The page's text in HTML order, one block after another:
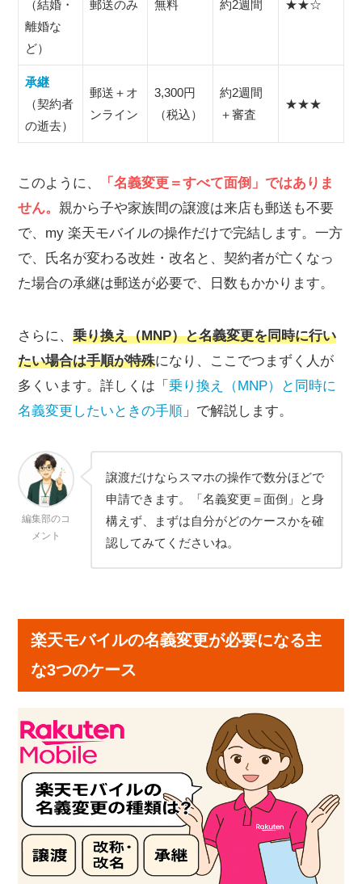
楽天モバイルで名義変更する時の注意点
楽天グループ各サービスとの連携が解除になる可能性
保証サービス等の請求先や自動解約について
「契約者変更のお手続きをすることができません」と
表示される
譲渡のお手続きの項目が表示されない
「お申し込みいただけない製品があります」と表示さ
れる
親から子への名義変更は店舗でできますか？
すか？
名義変更せずにそのまま使い続けるとどうなります
か？
楽天モバイルの名義変更についてのまとめ
（結婚・
離婚な
ど）
郵送のみ 無料 約2週間 ★★☆
承継
（契約者
の逝去）
郵送＋オ
ンライン
3,300円
（税込）
約2週間
＋審査
★★★
このように、
「名義変更＝すべて面倒」ではありま
せん。 親から子や家族間の譲渡は来店も郵送も不要
で、my 楽天モバイルの操作だけで完結します。一方
で、氏名が変わる改姓・改名と、契約者が亡くなっ
た場合の承継は郵送が必要で、日数もかかります。
さらに、 乗り換え（MNP）と名義変更を同時に行い
たい場合は手順が特殊になり、ここでつまずく人が
多くいます。詳しくは「 乗り換え（MNP）と同時に
名義変更したいときの手順 」で解説します。
編集部のコ
メント
譲渡だけならスマホの操作で数分ほどで
申請できます。「名義変更＝面倒」と身
構えず、まずは自分がどのケースかを確
認してみてくださいね。
楽天モバイルの名義変更が必要になる主
な3つのケース